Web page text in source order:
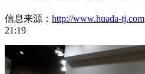
信息来源： http://www.huada-tj.com
21:19